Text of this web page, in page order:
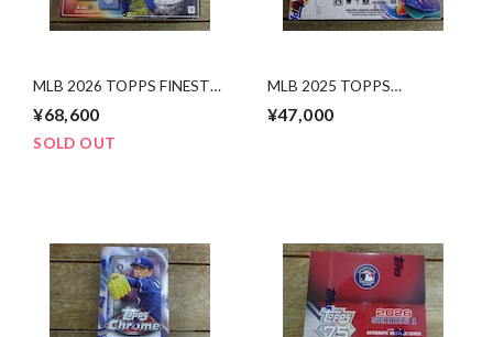
MLB 2026 TOPPS FINEST
¥68,600
SOLD OUT
MLB 2025 TOPPS
BOX
¥47,000